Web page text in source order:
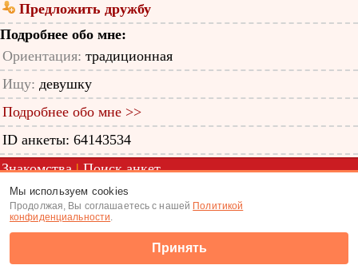
Предложить дружбу
Подробнее обо мне:
Ориентация: традиционная
Ищу: девушку
Подробнее обо мне >>
ID анкеты: 64143534
Знакомства|Поиск анкет
(c) Tabor.ru 2026
Мы используем cookies
Продолжая, Вы соглашаетесь с нашей Политикой
конфиденциальности.
Принять